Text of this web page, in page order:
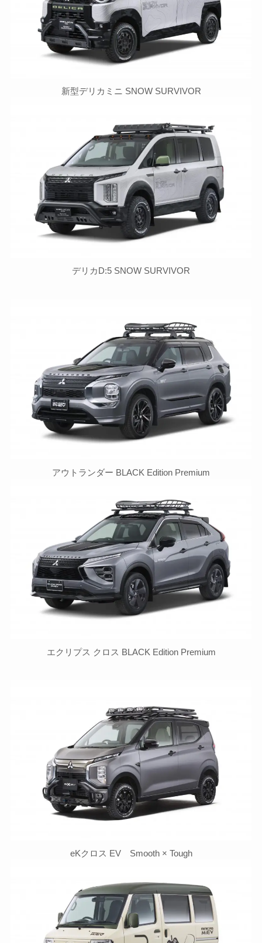
新型デリカミニ SNOW SURVIVOR
デリカD:5 SNOW SURVIVOR
アウトランダー BLACK Edition Premium
エクリプス クロス BLACK Edition Premium
eKクロス EV Smooth × Tough